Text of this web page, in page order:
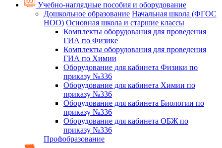
Учебно-наглядные пособия и оборудование
Дошкольное образование Начальная школа (ФГОС
НОО) Основная школа и старшие классы
Комплекты оборудования для проведения
ГИА по Физике
Комплекты оборудования для проведения
ГИА по Химии
Оборудование для кабинета Физики по
приказу №336
Оборудование для кабинета Химии по
приказу №336
Оборудование для кабинета Биологии по
приказу №336
Оборудование для кабинета ОБЖ по
приказу №336
Профобразование